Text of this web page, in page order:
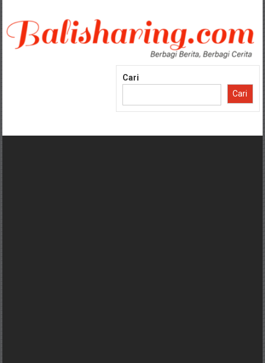
konten
Cari
Cari